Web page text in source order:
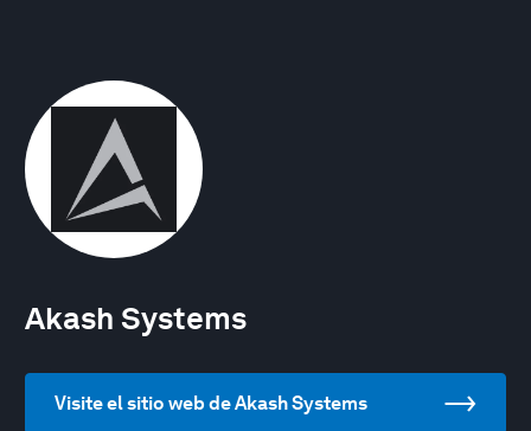
Akash Systems
Visite el sitio web de Akash Systems